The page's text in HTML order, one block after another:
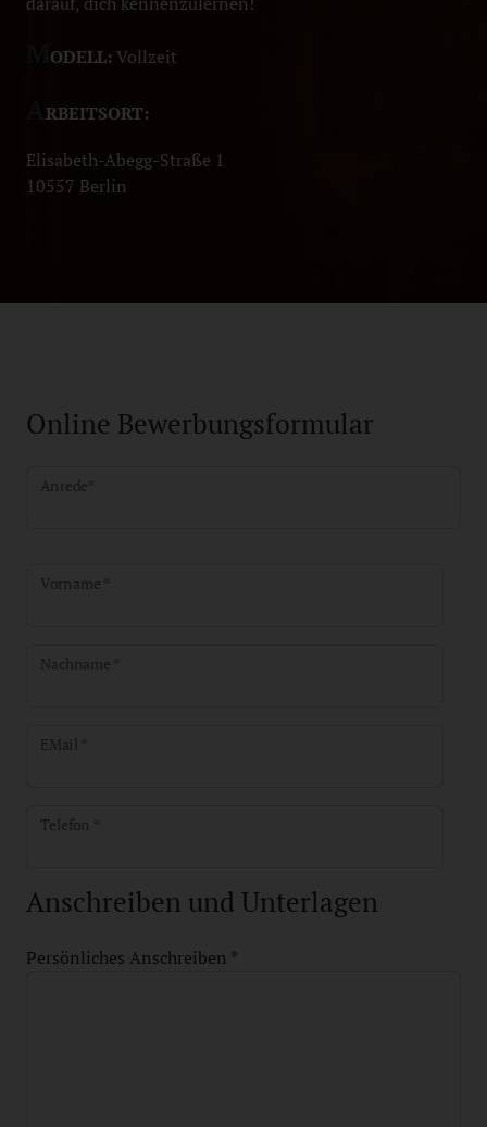
ODELL: Vollzeit
RBEITSORT:
Elisabeth-Abegg-Straße 1
10557 Berlin
Online Bewerbungsformular
Anrede
Vorname *
Nachname *
EMail *
Telefon *
Anschreiben und Unterlagen
Persönliches Anschreiben *